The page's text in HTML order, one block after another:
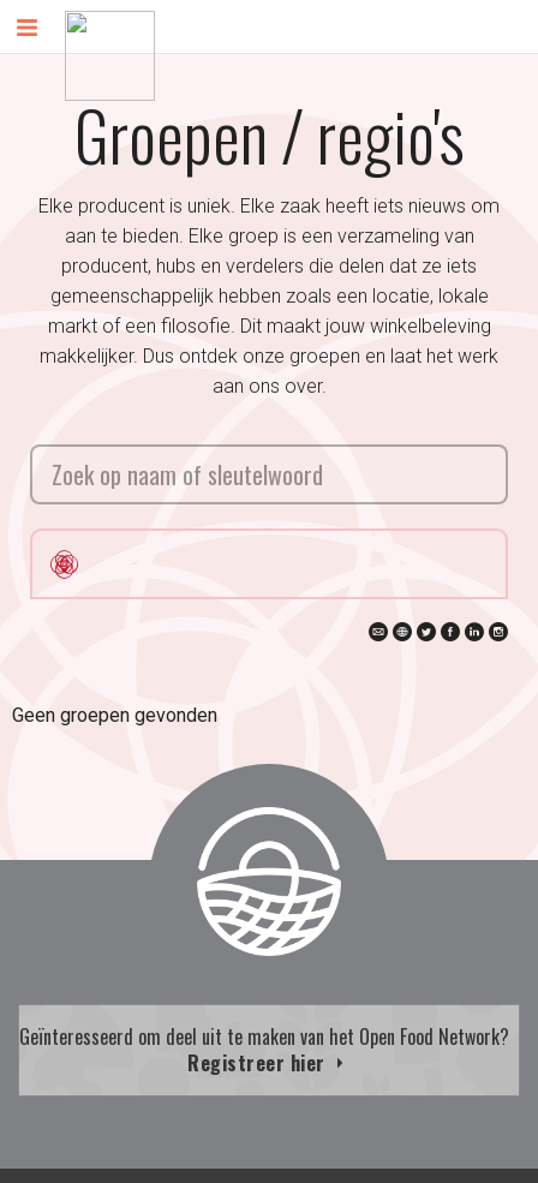
Groepen / regio's
Elke producent is uniek. Elke zaak heeft iets nieuws om
aan te bieden. Elke groep is een verzameling van
producent, hubs en verdelers die delen dat ze iets
gemeenschappelijk hebben zoals een locatie, lokale
markt of een filosofie. Dit maakt jouw winkelbeleving
makkelijker. Dus ontdek onze groepen en laat het werk
aan ons over.
Geen groepen gevonden
Geïnteresseerd om deel uit te maken van het Open Food Network?
Registreer hier